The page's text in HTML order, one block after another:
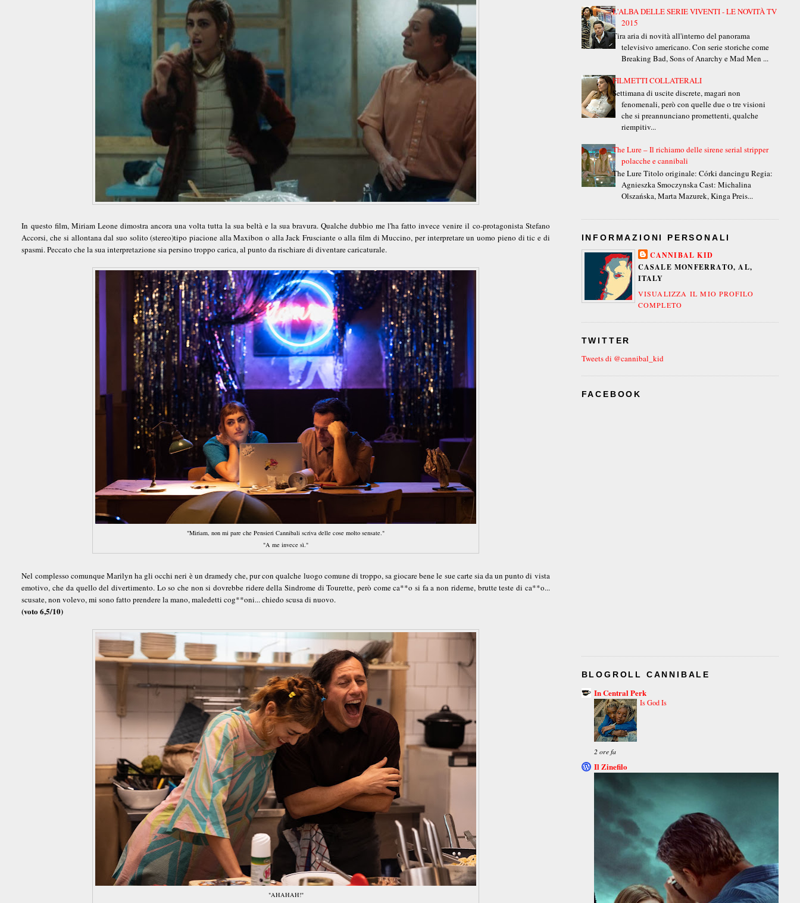
In questo film, Miriam Leone dimostra ancora una volta tutta la sua beltà e la sua bravura. Qualche dubbio me l'ha fatto invece venire il co-protagonista Stefano
Accorsi, che si allontana dal suo solito (stereo)tipo piacione alla Maxibon o alla Jack Frusciante o alla film di Muccino, per interpretare un uomo pieno di tic e di
spasmi. Peccato che la sua interpretazione sia persino troppo carica, al punto da rischiare di diventare caricaturale.
"Miriam, non mi pare che Pensieri Cannibali scriva delle cose molto sensate."
"A me invece sì."
Nel complesso comunque Marilyn ha gli occhi neri è un dramedy che, pur con qualche luogo comune di troppo, sa giocare bene le sue carte sia da un punto di vista
emotivo, che da quello del divertimento. Lo so che non si dovrebbe ridere della Sindrome di Tourette, però come ca**o si fa a non riderne, brutte teste di ca**o...
scusate, non volevo, mi sono fatto prendere la mano, maledetti cog**oni... chiedo scusa di nuovo.
(voto 6,5/10)
"AHAHAH!"
L'ALBA DELLE SERIE VIVENTI - LE NOVITÀ TV
2015
Tira aria di novità all'interno del panorama
televisivo americano. Con serie storiche come
Breaking Bad, Sons of Anarchy e Mad Men ...
FILMETTI COLLATERALI
Settimana di uscite discrete, magari non
fenomenali, però con quelle due o tre visioni
che si preannunciano promettenti, qualche
riempitiv...
The Lure – Il richiamo delle sirene serial stripper
polacche e cannibali
The Lure Titolo originale: Córki dancingu Regia:
Agnieszka Smoczynska Cast: Michalina
Olszańska, Marta Mazurek, Kinga Preis...
INFORMAZIONI PERSONALI
CANNIBAL KID
CASALE MONFERRATO, AL,
ITALY
VISUALIZZA IL MIO PROFILO
COMPLETO
TWITTER
Tweets di @cannibal_kid
FACEBOOK
BLOGROLL CANNIBALE
In Central Perk
Is God Is
2 ore fa
Il Zinefilo